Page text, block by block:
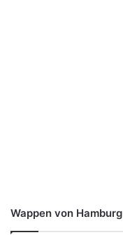
Wappen von Hamburg